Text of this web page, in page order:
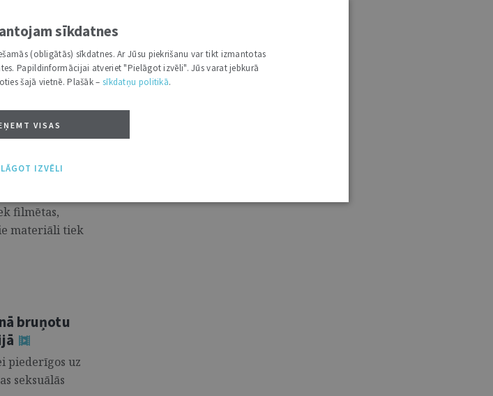
lai
izpētes
veidā un
filmētas,
materiāli tiek
bruņotu
piederīgos uz
seksuālās
sīkdatnes
(obligātās) sīkdatnes. Ar Jūsu piekrišanu var tikt izmantotas
Papildinformācijai atveriet "Pielāgot izvēli". Jūs varat jebkurā
šajā vietnē. Plašāk – sīkdatņu politikā.
VISAS
IZVĒLI